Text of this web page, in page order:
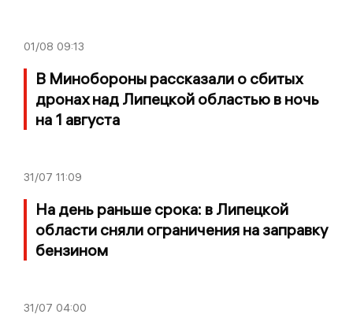
01/08 09:13
В Минобороны рассказали о сбитых
дронах над Липецкой областью в ночь
на 1 августа
31/07 11:09
На день раньше срока: в Липецкой
области сняли ограничения на заправку
бензином
31/07 04:00